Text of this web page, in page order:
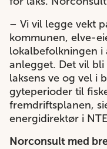
– Vi vil legge vekt
kommunen, elve-
lokalbefolkningen i
anlegget. Det vil
laksens ve og vel i
gyteperioder til
fremdriftsplanen,
energidirektør i
Norconsult med